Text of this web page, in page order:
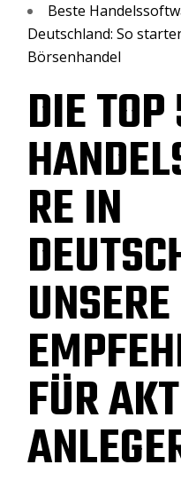
Beste
Deutschland: So
Börsenhandel
DIE
RE IN
UNSERE
FÜR